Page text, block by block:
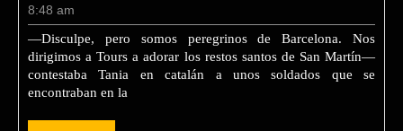
2025
8:48 am
—Disculpe, pero somos peregrinos de Barcelona. Nos
dirigimos a Tours a adorar los restos santos de San Martín—
contestaba Tania en catalán a unos soldados que se
encontraban en la